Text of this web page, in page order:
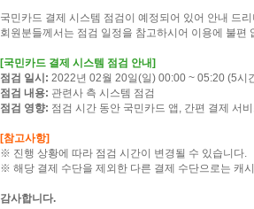
국민카드 결제 시스템 점검이 예정되어 있어 안내 드리
회원분들께서는 점검 일정을 참고하시어 이용에 불편
[국민카드 결제 시스템 점검 안내]
점검 일시: 2022년 02월 20일(일) 00:00 ~ 05:20 (5시
점검 내용: 관련사 측 시스템 점검
점검 영향: 점검 시간 동안 국민카드 앱, 간편 결제 서
[참고사항]
※ 진행 상황에 따라 점검 시간이 변경될 수 있습니다.
※ 해당 결제 수단을 제외한 다른 결제 수단으로는 캐
감사합니다.